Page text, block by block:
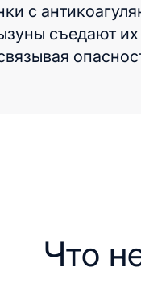
с
съедают
Что